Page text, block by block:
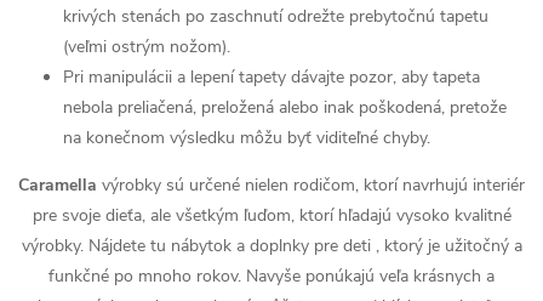
krivých stenách po zaschnutí odrežte prebytočnú tapetu
(veľmi ostrým nožom).
Pri manipulácii a lepení tapety dávajte pozor, aby tapeta
nebola preliačená, preložená alebo inak poškodená, pretože
na konečnom výsledku môžu byť viditeľné chyby.
Caramella výrobky sú určené nielen rodičom, ktorí navrhujú interiér
pre svoje dieťa, ale všetkým ľuďom, ktorí hľadajú vysoko kvalitné
výrobky. Nájdete tu nábytok a doplnky pre deti , ktorý je užitočný a
funkčné po mnoho rokov. Navyše ponúkajú veľa krásnych a